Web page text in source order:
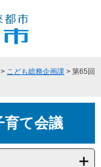
> こども総務企画課 > 第65回
育て会議